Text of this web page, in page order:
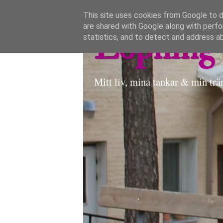
Mitt liv, mina tankar & min
This site uses cookies from Google to
are shared with Google along with
statistics, and to detect and address